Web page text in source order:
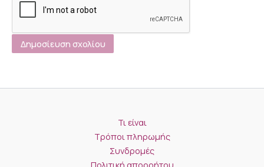
Τι είναι
Τρόποι πληρωμής
Συνδρομές
Πολιτική απορρήτου